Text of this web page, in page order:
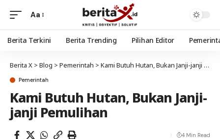
Aa
Berita Terkini Berita Trending Pilihan Editor
Berita X > Blog > Pemerintah > Kami Butuh Hutan, Bukan Janji-janji Pemulihan
Pemerintah
Kami Butuh Hutan, Bukan Janji-
janji Pemulihan
4 Min Read